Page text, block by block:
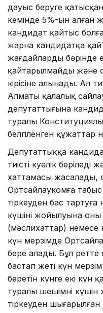
дауыс беруге
кемінде 5%-ын алған
кандидат қайтыс
жарна кандидатқа
жағдайлардың бәрінде
қайтарылмайды және
кірісіне алынады. Ал
Ал­маты қалалық
депутаттығына
туралы
белгіленген құжаттар
Де­путаттыққа
тиісті куәлік
хаттамасы жасалады,
Ортсайлаукомға
тiркеуден бас
күшiнiң жойылуына
(мәслихаттар) немесе
күн мерзiмде
бере алады. Бұл
бастап жетi күн
беретiн күнге екi күн
туралы шешiмнiң күшiн
тiркеуден